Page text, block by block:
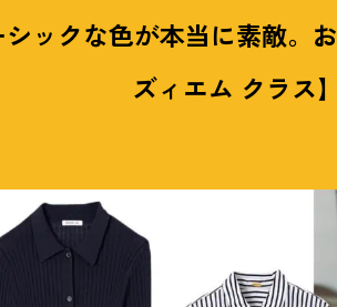
ックな色が本当に素敵。
ズィエム クラス